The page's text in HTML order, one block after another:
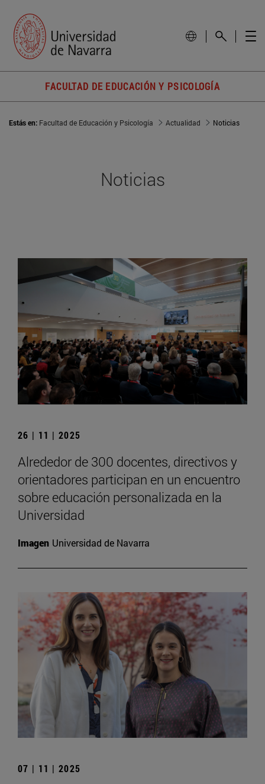
FACULTAD DE EDUCACIÓN Y PSICOLOGÍA
Estás en: Facultad de Educación y Psicología Actualidad Noticias
Noticias
26 | 11 | 2025
Alrededor de 300 docentes, directivos y
orientadores participan en un encuentro
sobre educación personalizada en la
Universidad
Imagen Universidad de Navarra
07 | 11 | 2025